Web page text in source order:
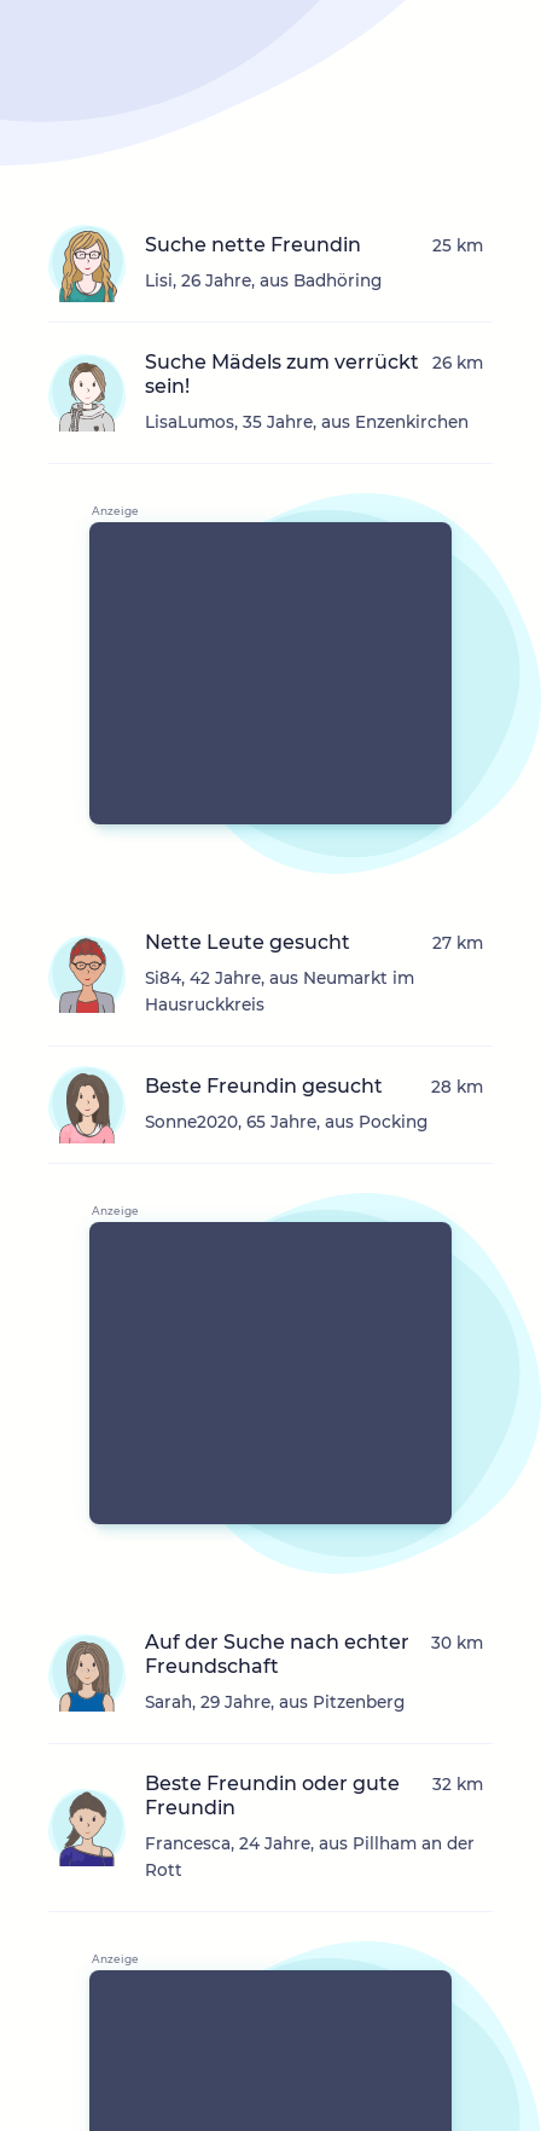
Suche nette Freundin
Lisi, 26 Jahre, aus Badhöring
25 km
Suche Mädels zum verrückt
sein!
LisaLumos, 35 Jahre, aus Enzenkirchen
26 km
Nette Leute gesucht
Si84, 42 Jahre, aus Neumarkt im
Hausruckkreis
27 km
Beste Freundin gesucht
Sonne2020, 65 Jahre, aus Pocking
28 km
Auf der Suche nach echter
Freundschaft
Sarah, 29 Jahre, aus Pitzenberg
30 km
Beste Freundin oder gute
Freundin
Francesca, 24 Jahre, aus Pillham an der
Rott
32 km